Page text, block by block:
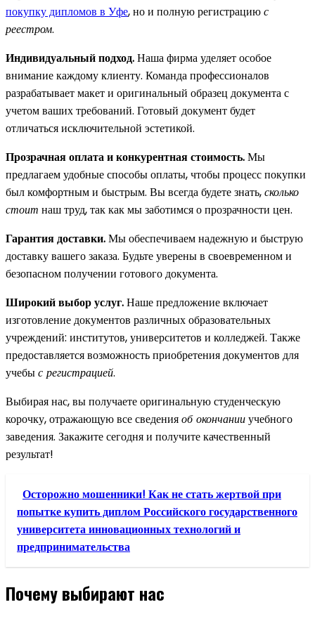
покупку дипломов в Уфе, но и полную регистрациюс
реестром.
Индивидуальный подход.Наша фирма уделяет особое
внимание каждому клиенту. Команда профессионалов
разрабатывает макет и оригинальный образец документа с
учетом ваших требований. Готовый документ будет
отличаться исключительной эстетикой.
Прозрачная оплата и конкурентная стоимость.Мы
предлагаем удобные способы оплаты, чтобы процесс покупки
был комфортным и быстрым. Вы всегда будете знать,сколько
стоит наш труд, так как мы заботимся о прозрачности цен.
Гарантия доставки.Мы обеспечиваем надежную и быструю
доставку вашего заказа. Будьте уверены в своевременном и
безопасном получении готового документа.
Широкий выбор услуг.Наше предложение включает
изготовление документов различных образовательных
учреждений: институтов, университетов и колледжей. Также
предоставляется возможность приобретения документов для
учебыс регистрацией.
Выбирая нас, вы получаете оригинальную студенческую
корочку, отражающую все сведенияоб окончанииучебного
заведения. Закажите сегодня и получите качественный
результат!
Осторожно мошенники! Как не стать жертвой при
попытке купить диплом Российского государственного
университета инновационных технологий и
предпринимательства
Почему выбирают нас